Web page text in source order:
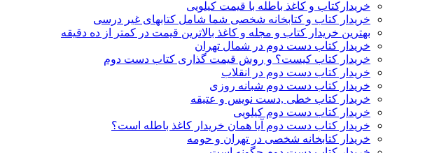
خریدارکتاب و کاغذ باطله با قیمت کیلویی
خریدار کتاب و کتابخانه شخصی شما شامل کتابهای غیر درسی
بهترین خریدار کتاب و مجله و کاغذ بالاترین قیمت در کمتر از ده دقیقه
خریدار کتاب دست دوم در شمال تهران
خریدار کتاب کیست؟ و روش قیمت گذاری کتاب دست دوم
خریدار کتاب دست دوم در انقلاب
خریدار کتاب دست دوم شبانه روزی
خریدار کتاب خطی ,دست نویس و عتیقه
خریدار کتاب دست دوم کیلویی
خریدار کتاب دست دوم آیا همان خریدار کاغذ باطله است؟
خریدار کتابخانه شخصی در تهران و حومه